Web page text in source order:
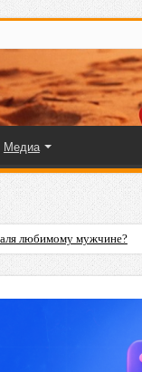
Медиа
любимому мужчине?